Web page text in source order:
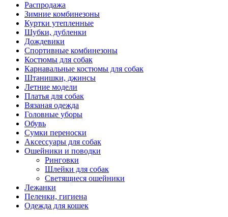
Распродажа
Зимние комбинезоны
Куртки утепленные
Шубки, дубленки
Дождевики
Спортивные комбинезоны
Костюмы для собак
Карнавальные костюмы для собак
Штанишки, джинсы
Летние модели
Платья для собак
Вязаная одежда
Головные уборы
Обувь
Сумки переноски
Аксессуары для собак
Ошейники и поводки
Ринговки
Шлейки для собак
Светящиеся ошейники
Лежанки
Пеленки, гигиена
Одежда для кошек